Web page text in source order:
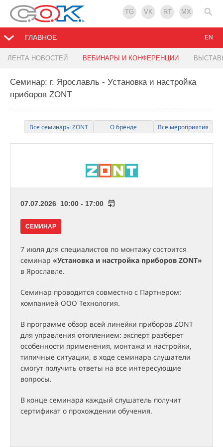
TG VK RT MX
ГЛАВНОЕ
ЛЕНТА НОВОСТЕЙ ВЕБИНАРЫ И КОНФЕРЕНЦИИ
EN
Семинар: г. Ярославль - Установка и настройка
приборов ZONT
Все семинары ZONT О бренде Все мероприятия
07.07.2026 10:00 - 17:00
СЕМИНАР
7 июля для специалистов по монтажу состоится
семинар «Установка и настройка приборов ZONT»
в Ярославле.
Семинар проводится совместно с Партнером:
компанией ООО Технология.
В программе обзор всей линейки приборов ZONT
для управления отоплением: эксперт разберет
особенности применения, монтажа и настройки,
типичные ситуации, в ходе семинара слушатели
смогут получить ответы на все интересующие
вопросы.
В конце семинара каждый слушатель получит
сертификат о прохождении обучения.